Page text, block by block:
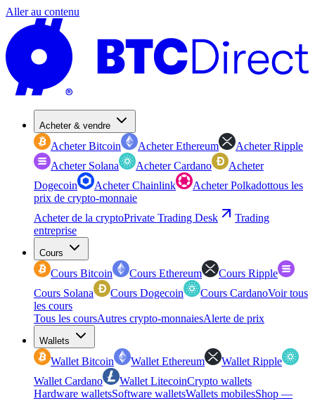
Aller au contenu
Acheter & vendre
Acheter Bitcoin Acheter Ethereum
Acheter Ripple
Acheter Solana
Acheter Cardano
Acheter
Dogecoin
Acheter Chainlink Acheter Polkadottous les
prix de crypto-monnaie
Acheter de la cryptoPrivate Trading Desk
Trading
entreprise
Cours
Cours Bitcoin Cours Ethereum
Cours Ripple
Cours Solana
Cours Dogecoin Cours CardanoVoir tous
les cours
Tous les coursAutres crypto-monnaiesAlerte de prix
Wallets
Wallet Bitcoin Wallet Ethereum
Wallet Ripple
Wallet Cardano
Wallet LitecoinCrypto wallets
Hardware walletsSoftware walletsWallets mobilesShop —